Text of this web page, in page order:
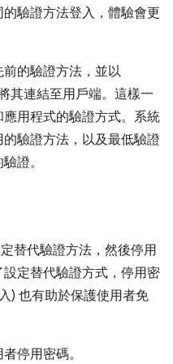
驗證方法登入，體驗會更
的驗證方法，並以
其連結至用戶端。這樣一
用程式的驗證方式。系統
驗證方法，以及最低驗證
證。
替代驗證方法，然後停用
定替代驗證方式，停用密
) 也有助於保護使用者免
停用密碼。